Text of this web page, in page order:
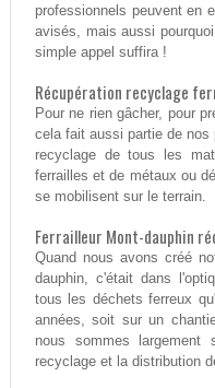
professionnels peuvent en
avisés, mais aussi
simple appel suffira !
Récupération recyclage
Pour ne rien gâcher, pour
cela fait aussi partie de
recyclage de tous les
ferrailles et de métaux ou
se mobilisent sur le terrain.
Ferrailleur Mont-dauphin
Quand nous avons créé
dauphin, c'était dans
tous les déchets ferreux
années, soit sur un
nous sommes largement
recyclage et la distribution